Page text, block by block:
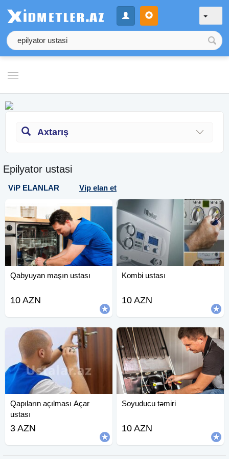
Axtarış
Epilyator ustasi
ViP ELANLAR Vip elan et
Qabyuyan maşın ustası
10 AZN
Kombi ustası
10 AZN
Qapıların açılması Açar
ustası
3 AZN
Soyuducu təmiri
10 AZN